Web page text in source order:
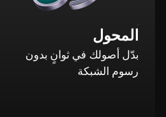
المحول
بدّل أصولك في ثوانٍ بدون
رسوم الشبكة